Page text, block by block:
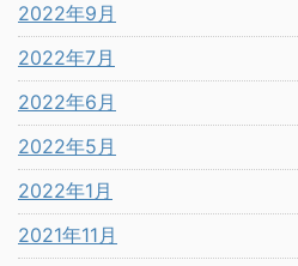
2022年9月
2022年7月
2022年6月
2022年5月
2022年1月
2021年11月